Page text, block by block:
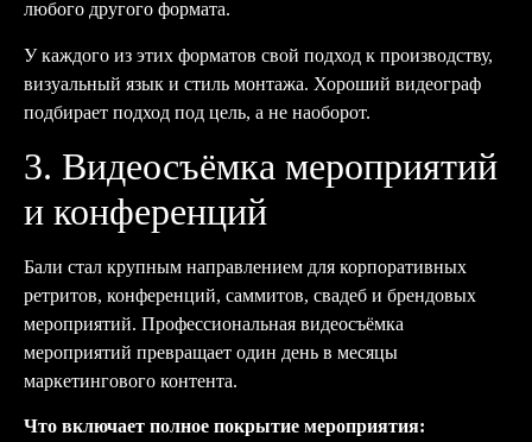
любого другого формата.
У каждого из этих форматов свой подход к производству,
визуальный язык и стиль монтажа. Хороший видеограф
подбирает подход под цель, а не наоборот.
3. Видеосъёмка мероприятий
и конференций
Бали стал крупным направлением для корпоративных
ретритов, конференций, саммитов, свадеб и брендовых
мероприятий. Профессиональная видеосъёмка
мероприятий превращает один день в месяцы
маркетингового контента.
Что включает полное покрытие мероприятия: